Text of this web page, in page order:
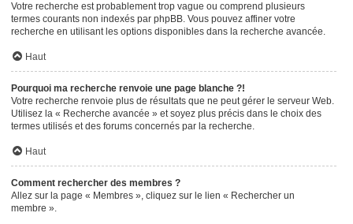
Votre recherche est probablement trop vague ou comprend plusieurs
termes courants non indexés par phpBB. Vous pouvez affiner votre
recherche en utilisant les options disponibles dans la recherche avancée.
Haut
Pourquoi ma recherche renvoie une page blanche ?!
Votre recherche renvoie plus de résultats que ne peut gérer le serveur Web.
Utilisez la « Recherche avancée » et soyez plus précis dans le choix des
termes utilisés et des forums concernés par la recherche.
Haut
Comment rechercher des membres ?
Allez sur la page « Membres », cliquez sur le lien « Rechercher un
membre ».